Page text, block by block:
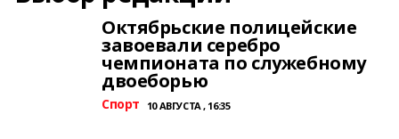
Октябрьские полицейские
завоевали серебро
чемпионата по служебному
двоеборью
Спорт 10 АВГУСТА , 16:35